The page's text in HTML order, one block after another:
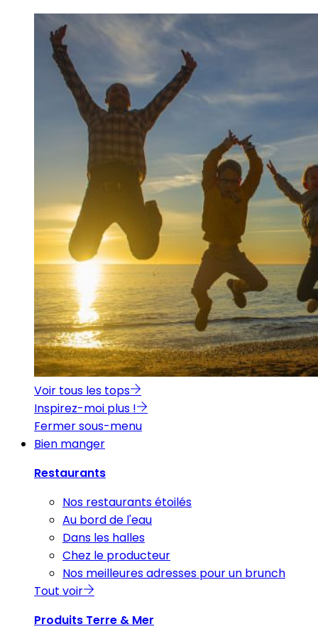
Voir tous les tops
Inspirez-moi plus !
Fermer sous-menu
Bien manger
Restaurants
Nos restaurants étoilés
Au bord de l'eau
Dans les halles
Chez le producteur
Nos meilleures adresses pour un brunch
Tout voir
Produits Terre & Mer